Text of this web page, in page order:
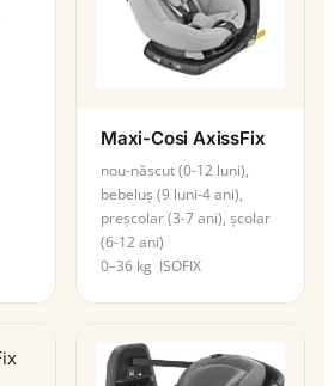
Maxi-Cosi AxissFix
nou-născut (0-12 luni),
bebeluș (9 luni-4 ani),
preșcolar (3-7 ani), școlar
(6-12 ani)
0–36 kg ISOFIX